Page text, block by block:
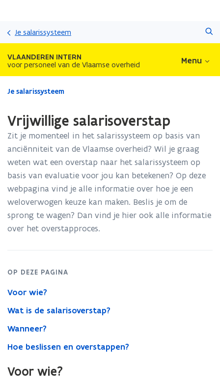
inhoud
Je salarissysteem
VLAANDEREN INTERN
voor personeel van de Vlaamse overheid Menu
Gedaan
bevindt
op:
Vrijwillige
salarisoverstap
Je salarissysteem
Vrijwillige salarisoverstap
Zit je momenteel in het salarissysteem op basis van
anciënniteit van de Vlaamse overheid? Wil je graag
weten wat een overstap naar het salarissysteem op
basis van evaluatie voor jou kan betekenen? Op deze
webpagina vind je alle informatie over hoe je een
weloverwogen keuze kan maken. Beslis je om de
sprong te wagen? Dan vind je hier ook alle informatie
over het overstapproces.
OP DEZE PAGINA
Voor wie?
Wat is de salarisoverstap?
Wanneer?
Hoe beslissen en overstappen?
Voor wie?